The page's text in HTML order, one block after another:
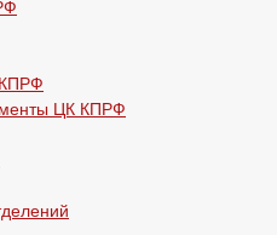
ЦК КПРФ